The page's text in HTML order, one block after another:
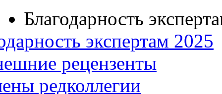
Благодарность
экспертам 2025
рецензенты
редколлегии